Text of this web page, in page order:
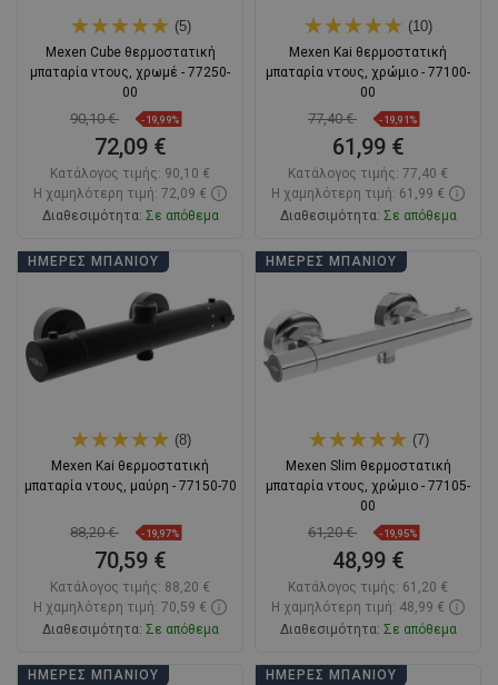
(5)
Mexen Cube θερμοστατική
μπαταρία ντους, χρωμέ - 77250-
00
90,10 € -19,99%
72,09 €
Κατάλογος τιμής: 90,10 €
Η χαμηλότερη τιμή: 72,09 €
Διαθεσιμότητα: Σε απόθεμα
Στο καλάθι
favorite_border Αγαπημένα
(10)
Mexen Kai θερμοστατική
μπαταρία ντους, χρώμιο - 77100-
00
77,40 € -19,91%
61,99 €
Κατάλογος τιμής: 77,40 €
Η χαμηλότερη τιμή: 61,99 €
Διαθεσιμότητα: Σε απόθεμα
Στο καλάθι
favorite_border Αγαπημένα
ΗΜΈΡΕΣ ΜΠΆΝΙΟΥ
(8)
Mexen Kai θερμοστατική
μπαταρία ντους, μαύρη - 77150-70
88,20 € -19,97%
70,59 €
Κατάλογος τιμής: 88,20 €
Η χαμηλότερη τιμή: 70,59 €
Διαθεσιμότητα: Σε απόθεμα
Στο καλάθι
ΗΜΈΡΕΣ ΜΠΆΝΙΟΥ
(7)
Mexen Slim θερμοστατική
μπαταρία ντους, χρώμιο - 77105-
00
61,20 € -19,95%
48,99 €
Κατάλογος τιμής: 61,20 €
Η χαμηλότερη τιμή: 48,99 €
Διαθεσιμότητα: Σε απόθεμα
Στο καλάθι
ΗΜΈΡΕΣ ΜΠΆΝΙΟΥ ΗΜΈΡΕΣ ΜΠΆΝΙΟΥ